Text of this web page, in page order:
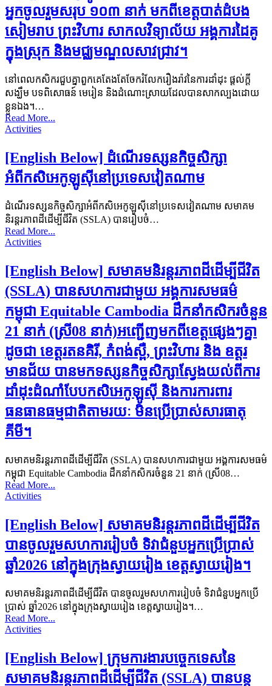
អ្នកចូលរួមសរុប ១០៣ នាក់ មកពីខេត្តបាត់ដំបង
សៀមរាប ព្រះវិហារ សាកលវិទ្យាល័យ អង្គការដៃគូ
ក្នុងស្រុក និងមជ្ឈមណ្ឌលសាវជ្រាវ។
នៅពេលកសិករជួបគ្នាពួកគេតែងតែចែករំលែករឿងរ៉ាវនៃការដាំដុះ ផ្តល់ក្តី
សង្ឃឹម បទពិសោធន៍ មេរៀន និងដំណោះស្រាយដែលបានសាកល្បងដោយ
ខ្លួនឯង។…
Read More...
Activities
[English Below] ដំណើរទស្សនកិច្ចសិក្សា
អំពីកសិអេកូឡូស៊ីនៅប្រទេសវៀតណាម
ដំណើរទស្សនកិច្ចសិក្សាអំពីកសិអេកូឡូស៊ីនៅប្រទេសវៀតណាម សមាគម
និរន្តរភាពដីដើម្បីជីវិត (SSLA) បានរៀបចំ…
Read More...
Activities
[English Below] សមាគមនិរន្តរភាពដីដើម្បីជីវិត
(SSLA) បានសហការជាមួយ អង្គការសមធម៌
កម្ពុជា Equitable Cambodia ដឹកនាំកសិករចំនួន
21 នាក់ (ស្រី08 នាក់)អញ្ជើញមកពីខេត្តផ្សេងៗគ្នា
ដូចជា ខេត្តរតនគិរី, កំពង់ស្ពឺ, ព្រះវិហារ និង ឧត្តរ
មានជ័យ បានមកទស្សនកិច្ចសិក្សាស្វែងយល់ពីការ
ដាំដុះដំណាំបែបកសិអេកូឡូស៊ី និងការការពារ
ធនធានធម្មជាតិតាមរយៈ មិនប្រើប្រាស់សារធាតុ
គីមី។
សមាគមនិរន្តរភាពដីដើម្បីជីវិត (SSLA) បានសហការជាមួយ អង្គការសមធម៌
កម្ពុជា Equitable Cambodia ដឹកនាំកសិករចំនួន 21 នាក់ (ស្រី08…
Read More...
Activities
[English Below] សមាគមនិរន្តរភាពដីដើម្បីជីវិត
បានចូលរួមសហការរៀបចំ ទិវាជំនួបអ្នកប្រើប្រាស់
ឆ្នាំ2026 នៅក្នុងក្រុងស្វាយរៀង ខេត្តស្វាយរៀង។
សមាគមនិរន្តរភាពដីដើម្បីជីវិត បានចូលរួមសហការរៀបចំ ទិវាជំនួបអ្នកប្រើ
ប្រាស់ ឆ្នាំ2026 នៅក្នុងក្រុងស្វាយរៀង ខេត្តស្វាយរៀង។…
Read More...
Activities
[English Below] ក្រុមការងារបច្ចេកទេសនៃ
សមាគមនិរន្ដរភាពដីដើម្បីជីវិត (SSLA) បានបន្ត